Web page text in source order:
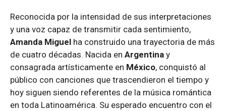
Reconocida por la intensidad de sus interpretaciones
y una voz capaz de transmitir cada sentimiento,
Amanda Miguel ha construido una trayectoria de más
de cuatro décadas. Nacida en Argentina y
consagrada artísticamente en México, conquistó al
público con canciones que trascendieron el tiempo y
hoy siguen siendo referentes de la música romántica
en toda Latinoamérica. Su esperado encuentro con el